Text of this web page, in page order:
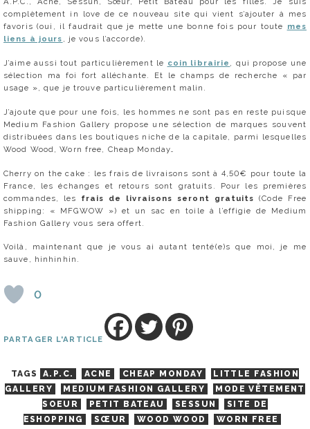
complètement in love de ce nouveau site qui vient s’ajouter à mes
favoris (oui, il faudrait que je mette une bonne fois pour toute mes
liens à jours , je vous l’accorde).
J’aime aussi tout particulièrement le coin librairie , qui propose une
sélection ma foi fort alléchante. Et le champs de recherche « par
usage », que je trouve particulièrement malin.
J’ajoute que pour une fois, les hommes ne sont pas en reste puisque
Medium Fashion Gallery propose une sélection de marques souvent
distribuées dans les boutiques niche de la capitale, parmi lesquelles
Wood Wood, Worn free, Cheap Monday…
Cherry on the cake : les frais de livraisons sont à 4,50€ pour toute la
France, les échanges et retours sont gratuits. Pour les premières
commandes, les frais de livraisons seront gratuits (Code Free
shipping: « MFGWOW ») et un sac en toile à l’effigie de Medium
Fashion Gallery vous sera offert.
Voilà, maintenant que je vous ai autant tenté(e)s que moi, je me
sauve, hinhinhin.
0
PARTAGER L'ARTICLE
TAGS A.P.C. ACNE CHEAP MONDAY
LITTLE FASHION
GALLERY
MEDIUM FASHION GALLERY
MODE VÊTEMENT
SOEUR
PETIT BATEAU SESSUN
SITE DE
ESHOPPING
SŒUR WOOD WOOD WORN FREE